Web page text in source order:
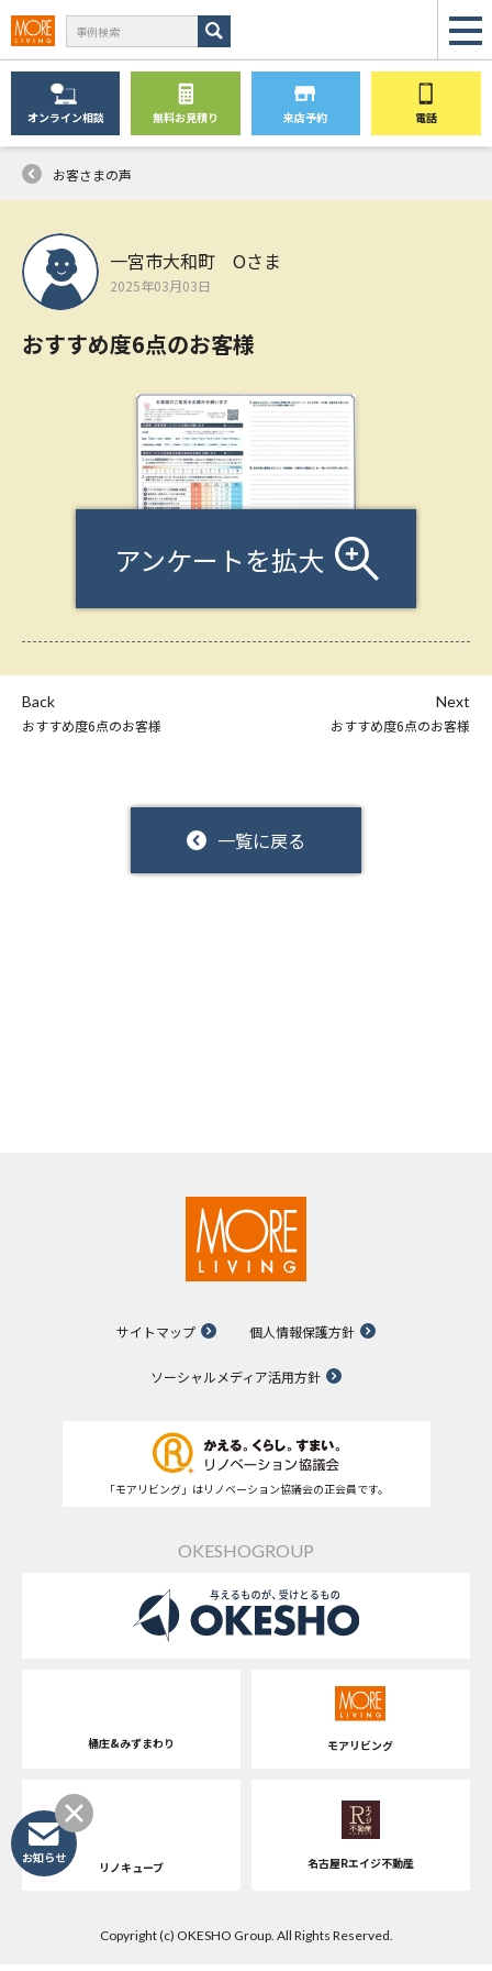
オンライン相談 無料お見積り 来店予約 電話
お客さまの声
一宮市大和町 Oさま
2025年03月03日
おすすめ度6点のお客様
アンケートを拡大
Back
おすすめ度6点のお客様
一覧に戻る
Next
おすすめ度6点のお客様
サイトマップ 個人情報保護方針
ソーシャルメディア活用方針
「モアリビング」はリノベーション協議会の正会員です。
OKESHOGROUP
桶庄&みずまわり モアリビング
リノキューブ 名古屋Rエイジ不動産
Copyright (c) OKESHO Group. All Rights Reserved.
お知らせ